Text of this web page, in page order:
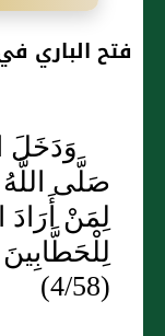
فتح الباري
وَدَخَلَ
صَلَّى اللَّهُ
لِمَنْ أَرَادَ
(4/58)